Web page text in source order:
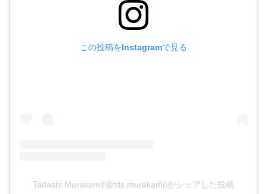
この投稿をInstagramで見る
Tadashi Murakami(@tds.murakami)がシェアした投稿